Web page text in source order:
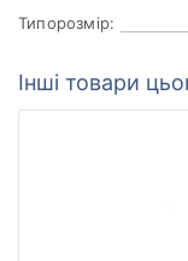
Типорозмір:
Інші товари